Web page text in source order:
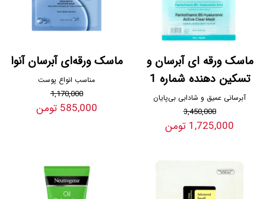
ماسک ورقه ای آبرسان و
تسکین دهنده شماره 1
آبرسانی عمیق و شادابی بی‌پایان
3,450,000
1,725,000 تومن
ماسک ورقه‌ای آبرسان آنوا
مناسب انواع پوست
1,170,000
585,000 تومن